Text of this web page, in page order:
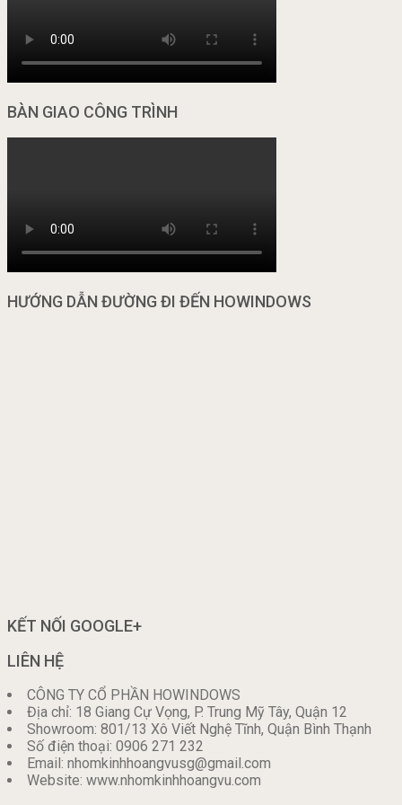
BÀN GIAO CÔNG TRÌNH
HƯỚNG DẪN ĐƯỜNG ĐI ĐẾN HOWINDOWS
KẾT NỐI GOOGLE+
LIÊN HỆ
CÔNG TY CỔ PHẦN HOWINDOWS
Địa chỉ: 18 Giang Cự Vọng, P. Trung Mỹ Tây, Quận 12
Showroom: 801/13 Xô Viết Nghệ Tĩnh, Quận Bình Thạnh
Số điện thoại: 0906 271 232
Email: nhomkinhhoangvusg@gmail.com
Website: www.nhomkinhhoangvu.com